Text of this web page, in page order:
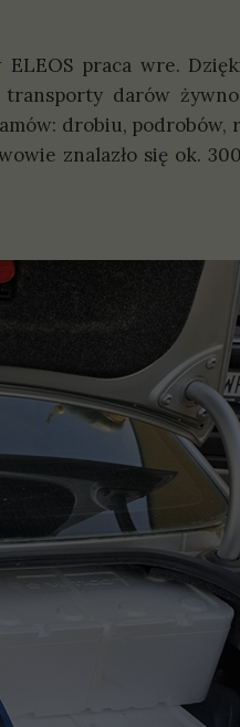
praca wre.
transporty darów
drobiu, podrobów,
znalazło się ok.